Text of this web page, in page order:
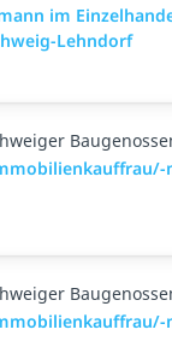
im
Lehndorf